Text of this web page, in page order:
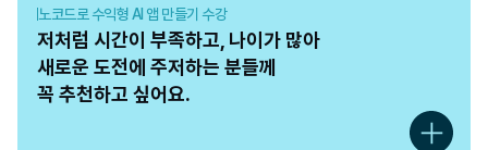
노코드로 수익형 AI 앱 만들기 수강
저처럼 시간이 부족하고, 나이가 많아
새로운 도전에 주저하는 분들께
꼭 추천하고 싶어요.